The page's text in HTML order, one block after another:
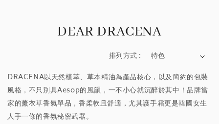
DEAR DRACENA
排列方式 :
DRACENA以天然植萃、草本精油為產品核心，以及簡約的包裝
風格，不只別具Aesop的風韻，一不小心就沉醉於其中！品牌當
家的薰衣草香氣單品，香柔軟且舒適，尤其護手霜更是韓國女生
人手一條的香氛秘密武器。